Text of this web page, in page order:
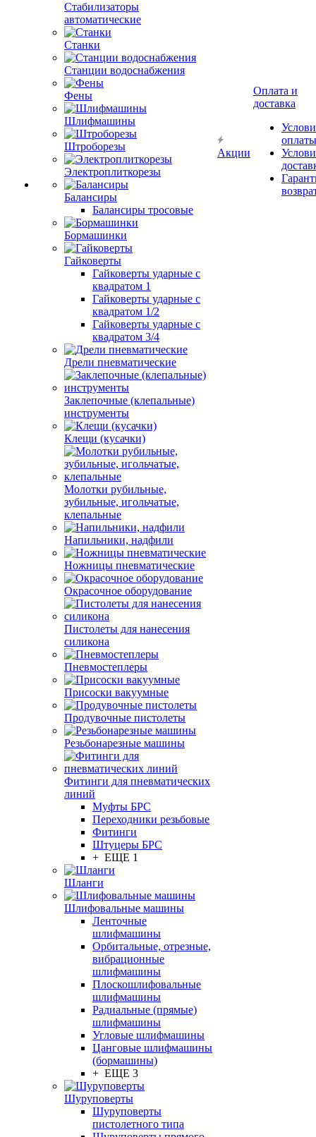
Стабилизаторы
автоматические
Станки
Станции водоснабжения
Фены
Шлифмашины
Штроборезы
Электроплиткорезы
Балансиры
Балансиры тросовые
Бормашинки
Гайковерты
Гайковерты ударные с
квадратом 1
Гайковерты ударные с
квадратом 1/2
Гайковерты ударные с
квадратом 3/4
Дрели пневматические
Заклепочные (клепальные)
инструменты
Клещи (кусачки)
Молотки рубильные,
зубильные, игольчатые,
клепальные
Напильники, надфили
Ножницы пневматические
Окрасочное оборудование
Пистолеты для нанесения
силикона
Пневмостеплеры
Присоски вакуумные
Продувочные пистолеты
Резьбонарезные машины
Фитинги для пневматических
линий
Муфты БРС
Переходники резьбовые
Фитинги
Штуцеры БРС
+ ЕЩЕ 1
Шланги
Шлифовальные машины
Ленточные
шлифмашины
Орбитальные, отрезные,
вибрационные
шлифмашины
Плоскошлифовальные
шлифмашины
Радиальные (прямые)
шлифмашины
Угловые шлифмашины
Цанговые шлифмашины
(бормашины)
+ ЕЩЕ 3
Шуруповерты
Шуруповерты
пистолетного типа
Акции
Оплата и
доставка
оплаты